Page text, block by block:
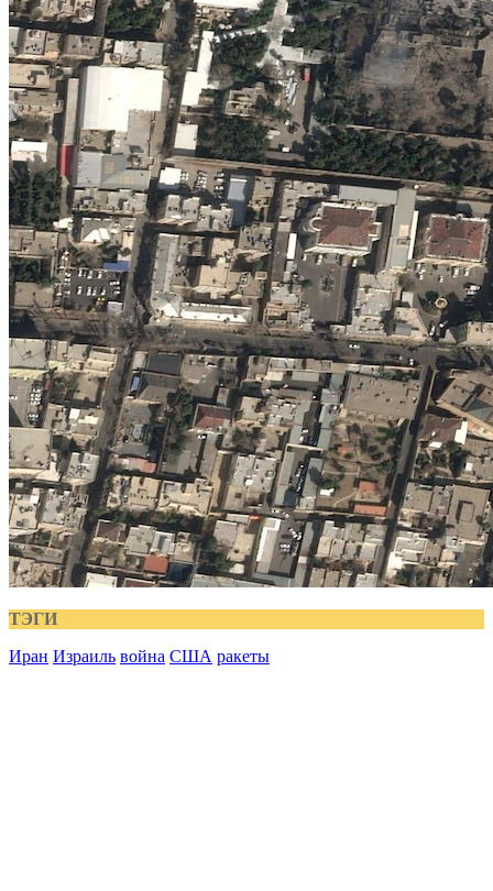
ТЭГИ
Иран Израиль война США ракеты